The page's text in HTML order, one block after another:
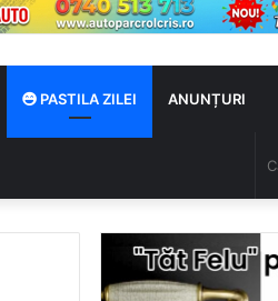
PASTILA ZILEI ANUNȚURI